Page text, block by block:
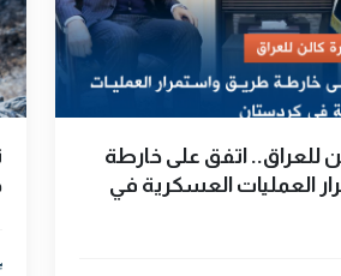
للعراق.. اتفق على خارطة
العمليات العسكرية في